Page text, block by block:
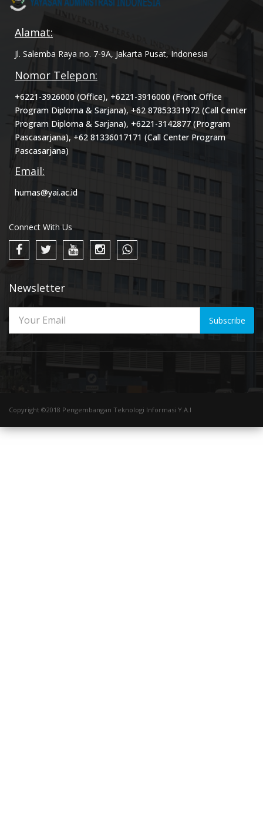
Alamat:
Jl. Salemba Raya no. 7-9A, Jakarta Pusat, Indonesia
Nomor Telepon:
+6221-3926000 (Office), +6221-3916000 (Front Office
Program Diploma & Sarjana), +62 87853331972 (Call Center
Program Diploma & Sarjana), +6221-3142877 (Program
Pascasarjana), +62 81336017171 (Call Center Program
Pascasarjana)
Email:
humas@yai.ac.id
Connect With Us
Newsletter
Subscribe
Copyright ©2018 Pengembangan Teknologi Informasi Y.A.I